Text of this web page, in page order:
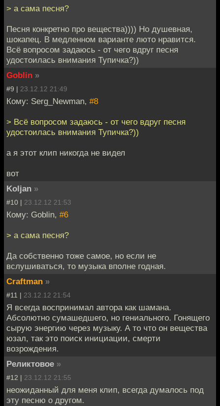
> а сама песня?
Песня конкретно про вещества)))) Но душевная,
шокапец. В медленном варианте люто нравится.
Всё вопросом задаюсь - от чего вдруг песня
удостоилась внимания Тупичка?))
Goblin »
#9 | 23.12.12 21:49
Кому: Serg_Newman, #8
> Всё вопросом задаюсь - от чего вдруг песня
удостоилась внимания Тупичка?))
а я этот клип никогда не видел
вот
Koljan »
#10 | 23.12.12 21:53
Кому: Goblin, #6
> а сама песня?
Да собственно тоже самое, но если не
вслушиваться, то музыка вполне годная.
Craftman »
#11 | 23.12.12 21:54
Я всегда воспринимал автора как шамана.
Абсолютно сумашедшего, но гениального. Гонящего
сырую энергию через музыку. А то что он вещества
юзал, так это поиск инициации, смерти
возрождения.
Реликтовое »
#12 | 23.12.12 21:55
неожиданный для меня клип, всегда думалось под
эту песню о другом.